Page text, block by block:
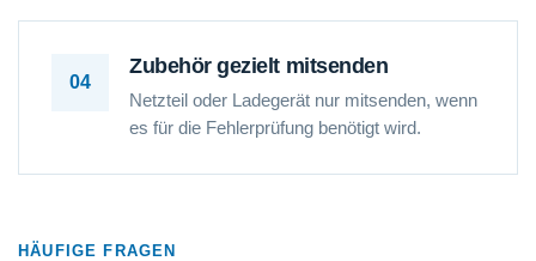
04
Zubehör gezielt mitsenden
Netzteil oder Ladegerät nur mitsenden, wenn
es für die Fehlerprüfung benötigt wird.
HÄUFIGE FRAGEN